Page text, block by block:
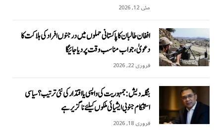
مئی 12, 2026
افغان طالبان کا پاکستانی حملوں میں درجنوں افراد کی ہلاکت کا
دعویٰ، جواب مناسب وقت پر دیا جائیگا
فروری 22, 2026
بنگلہ دیش: جمہوریت کی واپسی یا اقتدار کی نئی ترتیب؟ سیاسی
استحکام جنوبی ایشیائی ملکوں کیلئے ناگزیر ہے
فروری 18, 2026